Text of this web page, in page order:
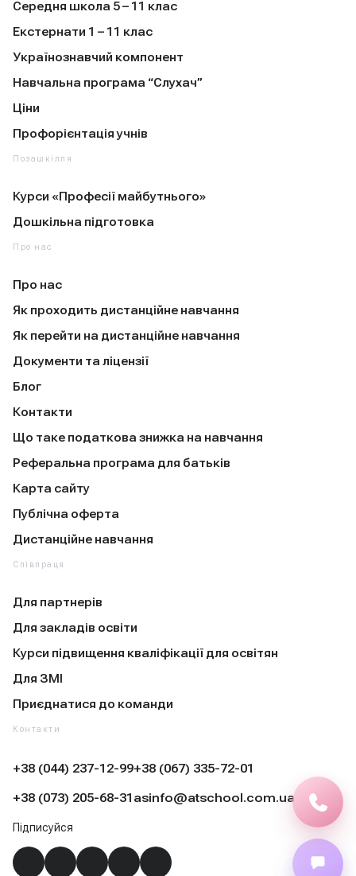
Середня школа 5 – 11 клас
Екстернати 1 – 11 клас
Українознавчий компонент
Навчальна програма “Слухач”
Ціни
Профорієнтація учнів
Позашкілля
Курси «Професії майбутнього»
Дошкільна підготовка
Про нас
Про нас
Як проходить дистанційне навчання
Як перейти на дистанційне навчання
Документи та ліцензії
Блог
Контакти
Що таке податкова знижка на навчання
Реферальна програма для батьків
Карта сайту
Публічна оферта
Дистанційне навчання
Співпраця
Для партнерів
Для закладів освіти
Курси підвищення кваліфікації для освітян
Для ЗМІ
Приєднатися до команди
Контакти
+38 (044) 237-12-99+38 (067) 335-72-01
+38 (073) 205-68-31 asinfo@atschool.com.ua
Підписуйся
Instagram
YouTubeFacebook
Telegram
TikTok